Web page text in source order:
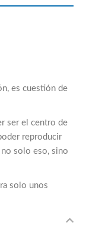
es cuestión de
ser el centro de
reproducir
solo eso, sino
solo unos